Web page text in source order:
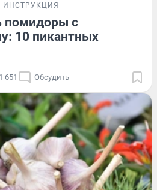
ИНСТРУКЦИЯ
помидоры с
10 пикантных
1 651 Обсудить